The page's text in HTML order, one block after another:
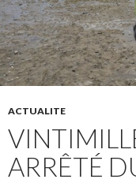
ACTUALITE
ARRÊTÉ